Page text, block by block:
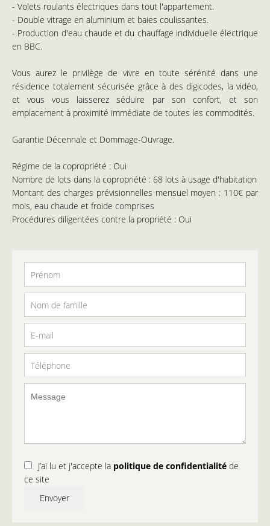
- Volets roulants électriques dans tout l'appartement.
- Double vitrage en aluminium et baies coulissantes.
- Production d'eau chaude et du chauffage individuelle électrique
en BBC.
Vous aurez le privilège de vivre en toute sérénité dans une
résidence totalement sécurisée grâce à des digicodes, la vidéo,
et vous vous laisserez séduire par son confort, et son
emplacement à proximité immédiate de toutes les commodités.
Garantie Décennale et Dommage-Ouvrage.
Régime de la copropriété : Oui
Nombre de lots dans la copropriété : 68 lots à usage d'habitation
Montant des charges prévisionnelles mensuel moyen : 110€ par
mois, eau chaude et froide comprises
Procédures diligentées contre la propriété : Oui
J’ai lu et j'accepte la politique de confidentialité de
ce site
Envoyer